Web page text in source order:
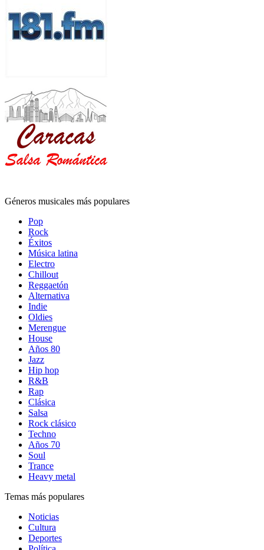
Géneros musicales más populares
Pop
Rock
Éxitos
Música latina
Electro
Chillout
Reggaetón
Alternativa
Indie
Oldies
Merengue
House
Años 80
Jazz
Hip hop
R&B
Rap
Clásica
Salsa
Rock clásico
Techno
Años 70
Soul
Trance
Heavy metal
Temas más populares
Noticias
Cultura
Deportes